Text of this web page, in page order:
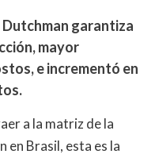
garantiza
mayor
e incrementó en
a la matriz de la
en Brasil, esta es la